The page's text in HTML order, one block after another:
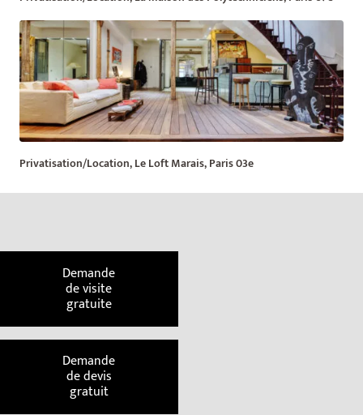
Privatisation/Location, Le Loft Marais, Paris 03e
Demande
de visite
gratuite
Demande
de devis
gratuit